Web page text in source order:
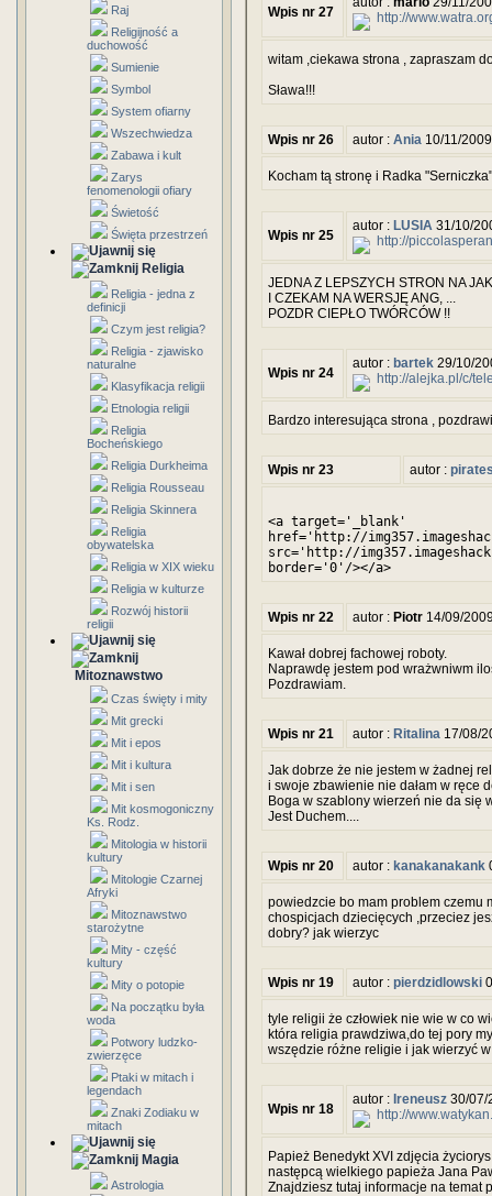
Raj
Religijność a
duchowość
Sumienie
Symbol
System ofiarny
Wszechwiedza
Zabawa i kult
Zarys
fenomenologii ofiary
Świetość
Święta przestrzeń
Religia
Religia - jedna z
definicji
Czym jest religia?
Religia - zjawisko
naturalne
Klasyfikacja religii
Etnologia religii
Religia
Bocheńskiego
Religia Durkheima
Religia Rousseau
Religia Skinnera
Religia
obywatelska
Religia w XIX wieku
Religia w kulturze
Rozwój historii
religii
Mitoznawstwo
Czas święty i mity
Mit grecki
Mit i epos
Mit i kultura
Mit i sen
Mit kosmogoniczny
Ks. Rodz.
Mitologia w historii
kultury
Mitologie Czarnej
Afryki
Mitoznawstwo
starożytne
Mity - część
kultury
Mity o potopie
Na początku była
woda
Potwory ludzko-
zwierzęce
Ptaki w mitach i
legendach
Znaki Zodiaku w
mitach
Magia
Astrologia
Wpis nr 27
http://
witam ,ciekawa strona , zapraszam
Sława!!!
Wpis nr 26 autor : Ania10/11/
Kocham tą stronę i Radka
Wpis nr 25
autor : LUSIA31/10/
http://
JEDNA Z LEPSZYCH STRON NA
I CZEKAM NA WERSJĘ ANG, ...
POZDR CIEPŁO TWÓRCÓW !!
Wpis nr 24
autor : bartek29/10/
http://alejka.pl/c/
Bardzo interesująca strona ,
Wpis nr 23 autor :
<a target='_blank'
href='http://
src='http://
border='0'/></a>
Wpis nr 22 autor : Piotr14/09/
Kawał dobrej fachowej roboty.
Naprawdę jestem pod wrażwniwm
Pozdrawiam.
Wpis nr 21 autor : Ritalina17/08/
Jak dobrze że nie jestem w żadnej
i swoje zbawienie nie dałam w ręce
Boga w szablony wierzeń nie da się
Jest Duchem....
Wpis nr 20 autor : kanakanakank
powiedzcie bo mam problem czemu
chospicjach dziecięcych ,przeciez
dobry? jak wierzyc
Wpis nr 19 autor : pierdzidlowski
tyle religii że człowiek nie wie w co
która religia prawdziwa,do tej pory
wszędzie różne religie i jak wierzyć
Wpis nr 18
autor : Ireneusz30/07/
http://
Papież Benedykt XVI zdjęcia
następcą wielkiego papieża Jana
Znajdziesz tutaj informacje na temat